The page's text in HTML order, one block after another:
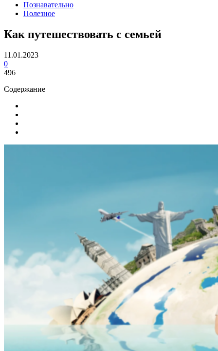
Познавательно
Полезное
Как путешествовать с семьей
11.01.2023
0
496
Содержание